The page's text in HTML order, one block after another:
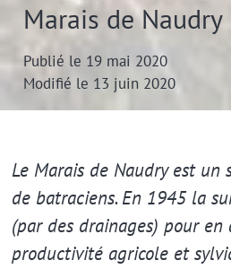
Marais de Naudry
Publié le 19 mai 2020
Modifié le 13 juin 2020
Extrait
Le Marais de Naudry est
de batraciens. En 1945 la
(par des drainages) pour
productivité agricole et